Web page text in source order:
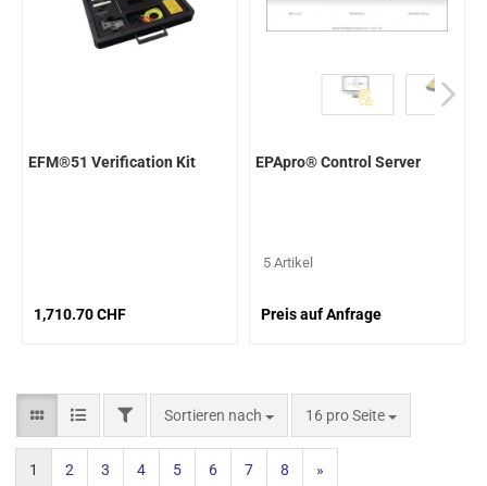
EFM®51 Verification Kit
1,710.70 CHF
EPApro® Control Server
5 Artikel
Preis auf Anfrage
Sortieren nach 16 pro Seite
1 2 3 4 5 6 7 8 »